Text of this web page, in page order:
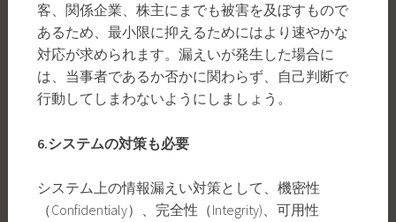
客、関係企業、株主にまでも被害を及ぼすもので
あるため、最小限に抑えるためにはより速やかな
対応が求められます。漏えいが発生した場合に
は、当事者であるか否かに関わらず、自己判断で
行動してしまわないようにしましょう。
6.システムの対策も必要
システム上の情報漏えい対策として、機密性
（Confidentialy）、完全性（Integrity)、可用性